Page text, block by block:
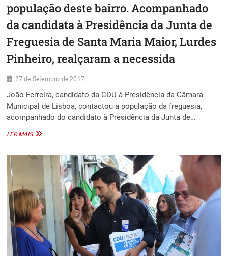
população deste bairro. Acompanhado
da candidata à Presidência da Junta de
Freguesia de Santa Maria Maior, Lurdes
Pinheiro, realçaram a necessida
27 de Setembro de 2017
João Ferreira, candidato da CDU à Presidência da Câmara
Municipal de Lisboa, contactou a população da freguesia,
acompanhado do candidato à Presidência da Junta de…
LER MAISJOÃO
DA
PRESIDÊNCIA
DA
CÂMARA
MUNICIPAL
DE
LISBOA,
ESTEVE
NA